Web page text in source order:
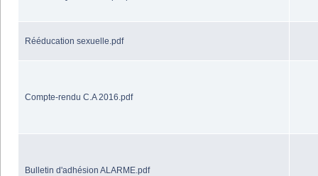
Rééducation sexuelle.pdf
Compte-rendu C.A 2016.pdf
Bulletin d'adhésion ALARME.pdf